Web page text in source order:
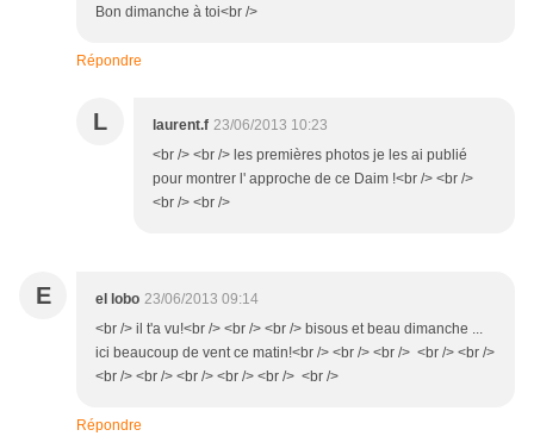
Bon dimanche à toi<br />
Répondre
L laurent.f 23/06/2013 10:23
<br /> <br /> les premières photos je les ai publié
pour montrer l' approche de ce Daim !<br /> <br />
<br /> <br />
E el lobo 23/06/2013 09:14
<br /> il t'a vu!<br /> <br /> <br /> bisous et beau dimanche ...
ici beaucoup de vent ce matin!<br /> <br /> <br /> <br /> <br />
<br /> <br /> <br /> <br /> <br /> <br />
Répondre